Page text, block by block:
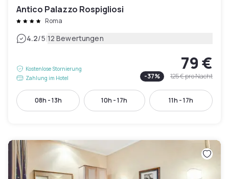
Antico Palazzo Rospigliosi
Roma
4.2/5|12 Bewertungen
Kostenlose Stornierung
Zahlung im Hotel
79 €
-37% 125 €pro Nacht
08h - 13h 10h - 17h 11h - 17h